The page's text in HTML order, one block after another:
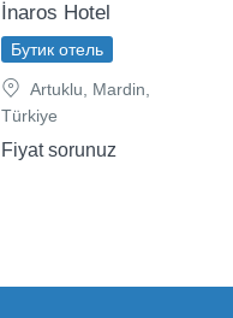
İnaros Hotel
Бутик отель
Artuklu, Mardin,
Türkiye
Fiyat sorunuz